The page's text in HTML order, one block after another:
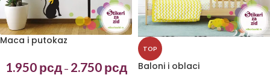
Maca i putokaz
1.950 рсд – 2.750 рсд
TOP
Baloni i oblaci